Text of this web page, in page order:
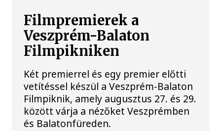
Filmpremierek a
Veszprém-Balaton
Filmpikniken
Két premierrel és egy premier előtti
vetítéssel készül a Veszprém-Balaton
Filmpiknik, amely augusztus 27. és 29.
között várja a nézőket Veszprémben
és Balatonfüreden.